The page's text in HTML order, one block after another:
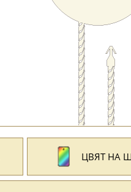
ЦВЯТ НА